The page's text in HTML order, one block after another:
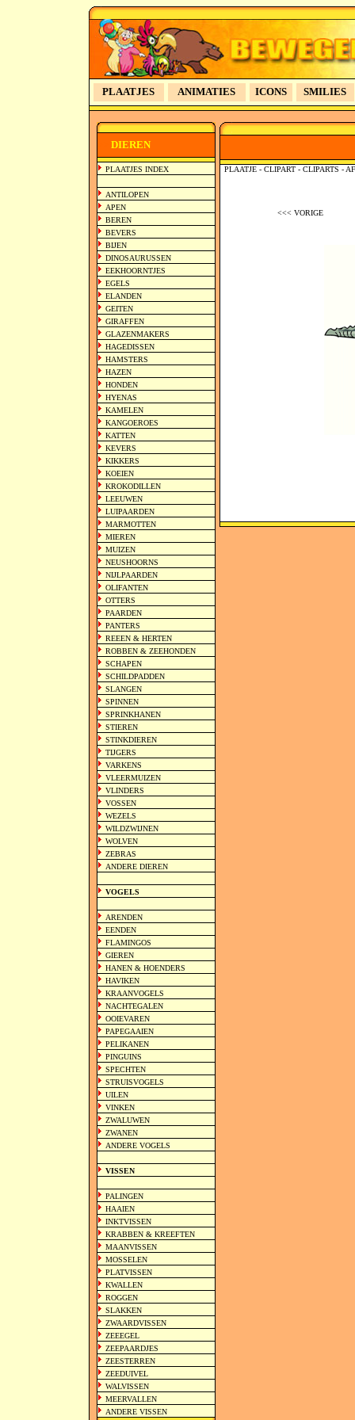
PLAATJES ANIMATIES ICONS SMILIES
DIEREN
PLAATJES INDEX
ANTILOPEN
APEN
BEREN
BEVERS
BIJEN
DINOSAURUSSEN
EEKHOORNTJES
EGELS
ELANDEN
GEITEN
GIRAFFEN
GLAZENMAKERS
HAGEDISSEN
HAMSTERS
HAZEN
HONDEN
HYENAS
KAMELEN
KANGOEROES
KATTEN
KEVERS
KIKKERS
KOEIEN
KROKODILLEN
LEEUWEN
LUIPAARDEN
MARMOTTEN
MIEREN
MUIZEN
NEUSHOORNS
NIJLPAARDEN
OLIFANTEN
OTTERS
PAARDEN
PANTERS
REEEN & HERTEN
ROBBEN & ZEEHONDEN
SCHAPEN
SCHILDPADDEN
SLANGEN
SPINNEN
SPRINKHANEN
STIEREN
STINKDIEREN
TIJGERS
VARKENS
VLEERMUIZEN
VLINDERS
VOSSEN
WEZELS
WILDZWIJNEN
WOLVEN
ZEBRAS
ANDERE DIEREN
VOGELS
ARENDEN
EENDEN
FLAMINGOS
GIEREN
HANEN & HOENDERS
HAVIKEN
KRAANVOGELS
NACHTEGALEN
OOIEVAREN
PAPEGAAIEN
PELIKANEN
PINGUINS
SPECHTEN
STRUISVOGELS
UILEN
VINKEN
ZWALUWEN
ZWANEN
ANDERE VOGELS
VISSEN
PALINGEN
HAAIEN
INKTVISSEN
KRABBEN & KREEFTEN
MAANVISSEN
MOSSELEN
PLATVISSEN
KWALLEN
ROGGEN
SLAKKEN
ZWAARDVISSEN
ZEEEGEL
ZEEPAARDJES
ZEESTERREN
ZEEDUIVEL
WALVISSEN
MEERVALLEN
ANDERE VISSEN
PLAATJE - CLIPART - CLIPARTS -
<<< VORIGE